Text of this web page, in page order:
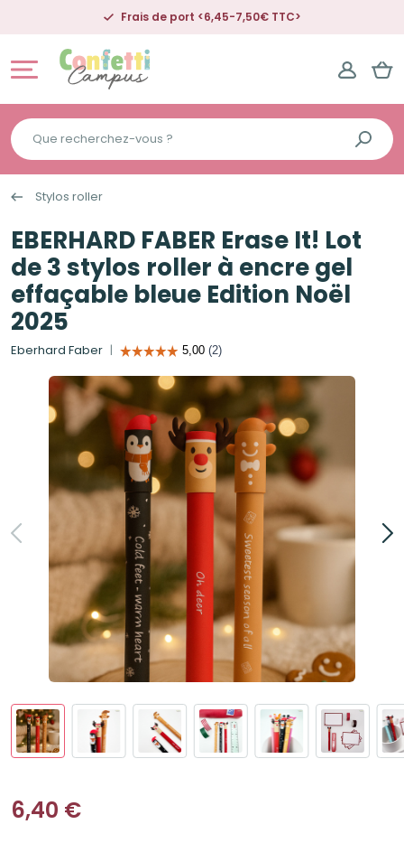
Frais de port <6,45-7,50€ TTC>
Que
recherchez-
vous
?
Stylos roller
EBERHARD FABER Erase It! Lot
de 3 stylos roller à encre gel
effaçable bleue Edition Noël
2025
Eberhard Faber
6,40 €